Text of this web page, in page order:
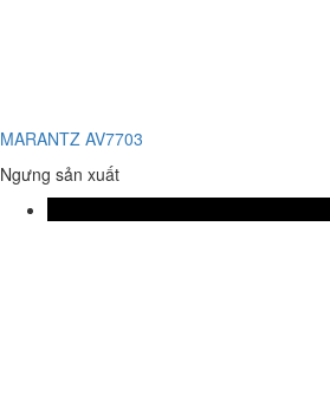
MARANTZ AV7703
Ngưng sản xuất